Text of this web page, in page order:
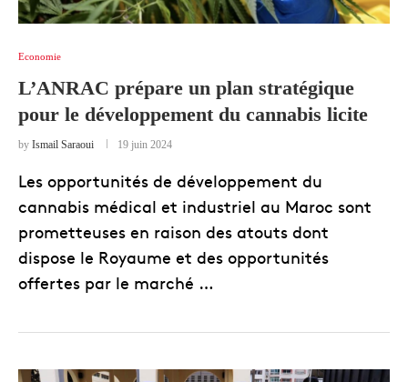
Economie
L’ANRAC prépare un plan stratégique
pour le développement du cannabis licite
by Ismail Saraoui 19 juin 2024
Les opportunités de développement du
cannabis médical et industriel au Maroc sont
prometteuses en raison des atouts dont
dispose le Royaume et des opportunités
offertes par le marché …